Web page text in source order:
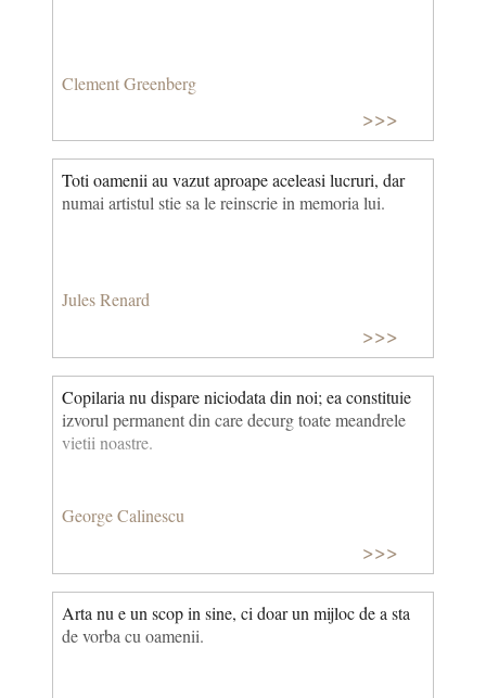
Clement Greenberg
>>>
Toti oamenii au vazut aproape aceleasi lucruri, dar
numai artistul stie sa le reinscrie in memoria lui.
Jules Renard
>>>
Copilaria nu dispare niciodata din noi; ea constituie
izvorul permanent din care decurg toate meandrele
vietii noastre.
George Calinescu
>>>
Arta nu e un scop in sine, ci doar un mijloc de a sta
de vorba cu oamenii.